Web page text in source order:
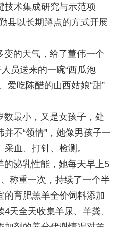
技术集成研究与示范项
县以长期蹲点的方式开展
变的天气，给了董伟一个
员送来的一碗“西瓜泡
爱吃陈醋的山西姑娘“甜”
数最小，又是女孩子，处
不“领情”，她像男孩子一
血、打针、检测。
的泌乳性能，她每天早上5
称重一次，持续了一个半
的育肥羔羊全价饲料添加
天全天收集羊尿、羊粪、